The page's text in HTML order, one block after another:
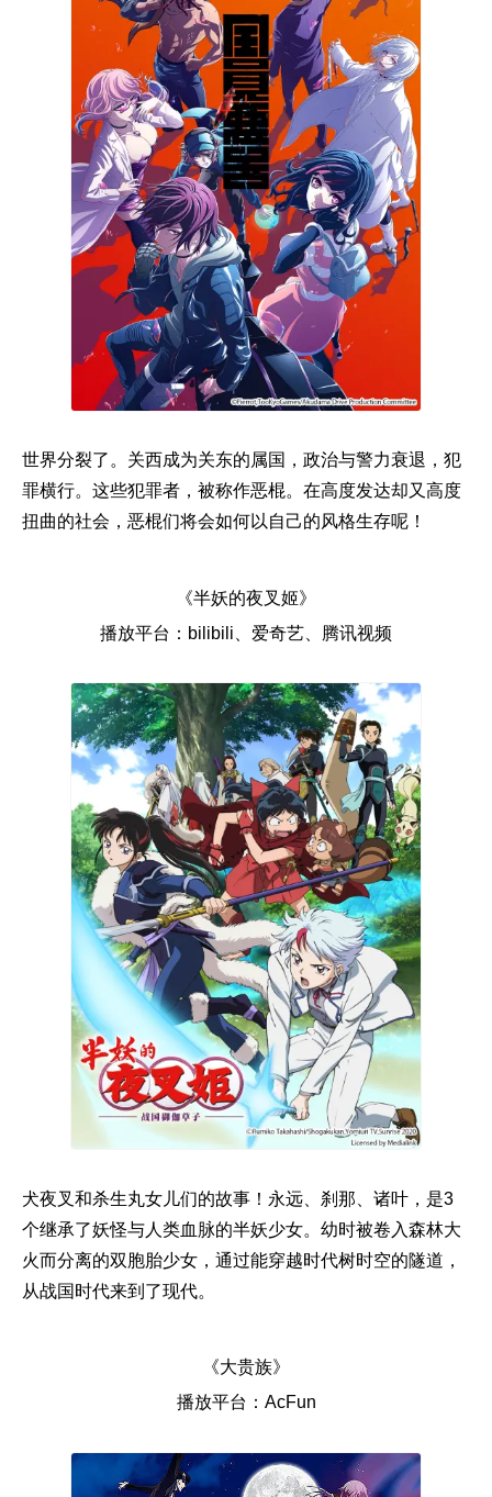
世界分裂了。关西成为关东的属国，政治与警力衰退，犯
罪横行。这些犯罪者，被称作恶棍。在高度发达却又高度
扭曲的社会，恶棍们将会如何以自己的风格生存呢！
《半妖的夜叉姬》
播放平台：bilibili、爱奇艺、腾讯视频
犬夜叉和杀生丸女儿们的故事！永远、刹那、诸叶，是3
个继承了妖怪与人类血脉的半妖少女。幼时被卷入森林大
火而分离的双胞胎少女，通过能穿越时代树时空的隧道，
从战国时代来到了现代。
《大贵族》
播放平台：AcFun